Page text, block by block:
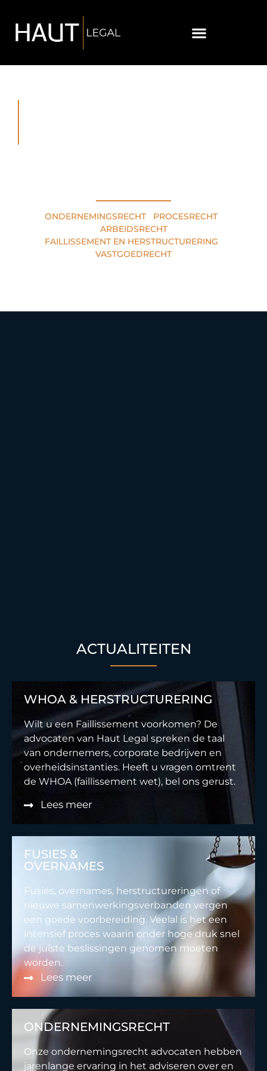
ONDERNEMINGSRECHT• PROCESRECHT•
ARBEIDSRECHT
FAILLISSEMENT EN HERSTRUCTURERING
VASTGOEDRECHT
ACTUALITEITEN
WHOA & HERSTRUCTURERING
Wilt u een Faillissement voorkomen? De
advocaten van Haut Legal spreken de taal
van ondernemers, corporate bedrijven en
overheidsinstanties. Heeft u vragen omtrent
de WHOA (faillissement wet), bel ons gerust.
Lees meer
FUSIES &
OVERNAMES
Fusies, overnames, herstructureringen of
nieuwe samenwerkingsverbanden vergen
een goede voorbereiding. Veelal is het een
intensief proces waarin onder hoge druk snel
de juiste beslissingen genomen moeten
worden.
Lees meer
ONDERNEMINGSRECHT
Onze ondernemingsrecht advocaten hebben
jarenlange ervaring in het adviseren over en